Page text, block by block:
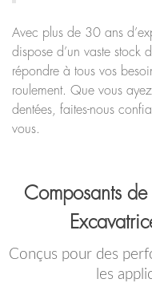
Avec plus de 30 ans
dispose d’un vaste stock
répondre à tous vos
roulement. Que vous
dentées, faites-nous
vous.
Composants
Conçus pour des
les